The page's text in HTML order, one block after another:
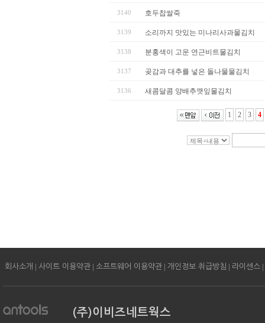
3140 호두찹쌀죽
3139 소리까지 맛있는 미나리사과물김치
3138 분홍색이 고운 연근비트물김치
3137 곶감과 대추를 넣은 돌나물물김치
3136 새콤달콤 양배추깻잎물김치
1 2 3 4
회사소개 | 사이트 이용약관 | 소프트웨어 이용약관 | 개인정보 취급방침 | 라이센스 |
(주)이비즈네트웍스